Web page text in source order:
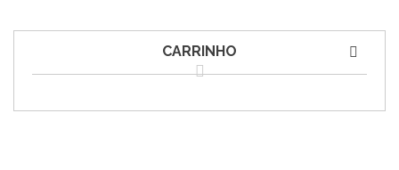
CARRINHO